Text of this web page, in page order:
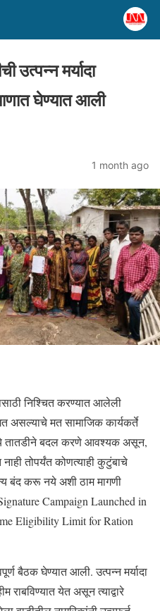
उत्पन्न मर्यादा
घेण्यात आली
1 month ago
निश्चित करण्यात आलेली
असल्याचे मत सामाजिक कार्यकर्ते
तातडीने बदल करणे आवश्यक असून,
तोपर्यंत कोणत्याही कुटुंबाचे
बंद करू नये अशी ठाम मागणी
Campaign Launched in
Eligibility Limit for Ration
बैठक घेण्यात आली. उत्पन्न मर्यादा
राबविण्यात येत असून त्याद्वारे